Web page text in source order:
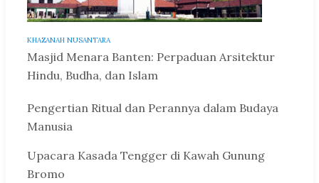
KHAZANAH NUSANTARA
Masjid Menara Banten: Perpaduan Arsitektur
Hindu, Budha, dan Islam
Pengertian Ritual dan Perannya dalam Budaya
Manusia
Upacara Kasada Tengger di Kawah Gunung
Bromo